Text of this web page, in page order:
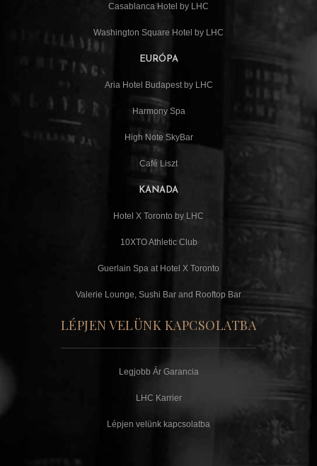
Casablanca Hotel by LHC
Washington Square Hotel by LHC
EURÓPA
Aria Hotel Budapest by LHC
Harmony Spa
High Note SkyBar
Café Liszt
KANADA
Hotel X Toronto by LHC
10XTO Athletic Club
Guerlain Spa at Hotel X Toronto
Valerie Lounge, Sushi Bar and Rooftop Bar
LÉPJEN VELÜNK KAPCSOLATBA
Legjobb Ár Garancia
LHC Karrier
Lépjen velünk kapcsolatba